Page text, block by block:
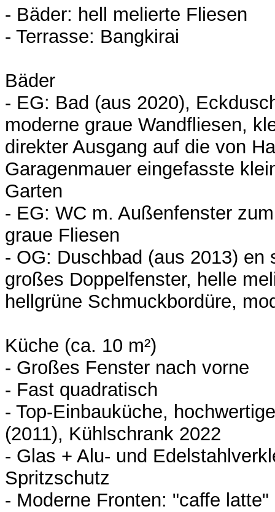
- Bäder: hell melierte Fliesen
- Terrasse: Bangkirai
Bäder
- EG: Bad (aus 2020),
moderne graue Wandfliesen,
direkter Ausgang auf die von
Garagenmauer eingefasste
Garten
- EG: WC m. Außenfenster
graue Fliesen
- OG: Duschbad (aus 2013) en
großes Doppelfenster, helle
hellgrüne Schmuckbordüre,
Küche (ca. 10 m²)
- Großes Fenster nach vorne
- Fast quadratisch
- Top-Einbauküche,
(2011), Kühlschrank 2022
- Glas + Alu- und
Spritzschutz
- Moderne Fronten: "caffe latte"